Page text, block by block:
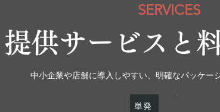
SERVICES
提供サービスと
中小企業や店舗に導入しやすい、明確なパッケー
単発